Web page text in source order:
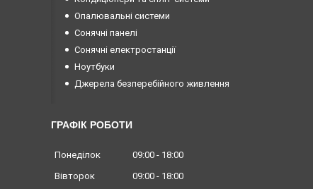
Опалювальні системи
Сонячні панелі
Сонячні електростанції
Ноутбуки
Джерела безперебійного живлення
ГРАФІК РОБОТИ
Понеділок 09:00
18:00
Вівторок
09:00
18:00